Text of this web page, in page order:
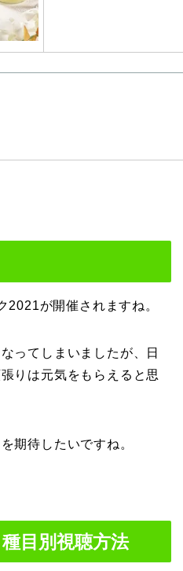
2021が開催されますね。
ってしまいましたが、日
りは元気をもらえると思
期待したいですね。
目別視聴方法